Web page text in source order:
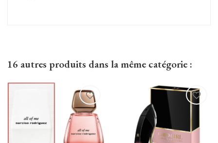
16 autres produits dans la même catégorie :
favorite_border favorite_border